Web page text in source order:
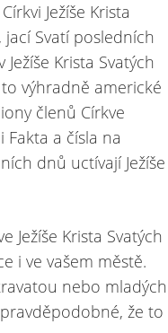
Ježíše Krista
Svatí posledních
Krista Svatých
výhradně americké
členů Církve
Fakta a čísla na
dnů uctívají Ježíše
Ježíše Krista Svatých
i ve vašem městě.
nebo mladých
že to